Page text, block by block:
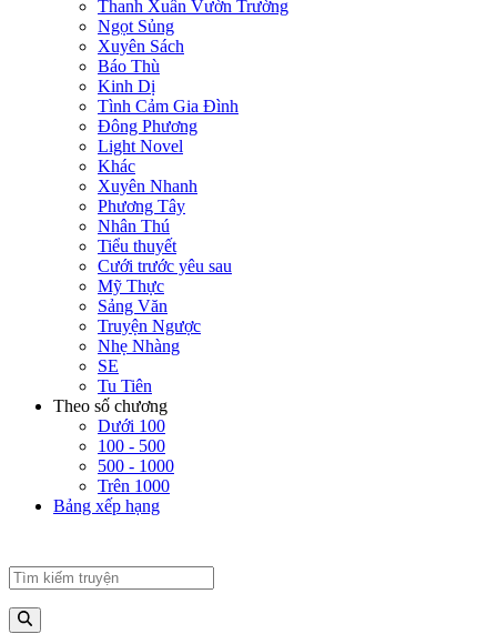
Thanh Xuân Vườn Trường
Ngọt Sủng
Xuyên Sách
Báo Thù
Kinh Dị
Tình Cảm Gia Đình
Đông Phương
Light Novel
Khác
Xuyên Nhanh
Phương Tây
Nhân Thú
Tiểu thuyết
Cưới trước yêu sau
Mỹ Thực
Sảng Văn
Truyện Ngược
Nhẹ Nhàng
SE
Tu Tiên
Theo số chương
Dưới 100
100 - 500
500 - 1000
Trên 1000
Bảng xếp hạng